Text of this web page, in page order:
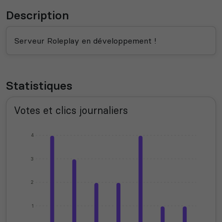
Description
Serveur Roleplay en développement !
Statistiques
Votes et clics journaliers
1
2
3
4